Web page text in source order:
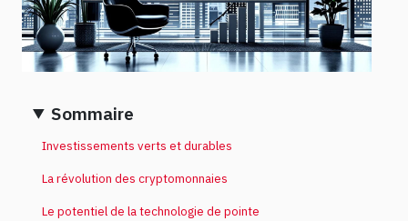
Sommaire
Investissements verts et durables
La révolution des cryptomonnaies
Le potentiel de la technologie de pointe